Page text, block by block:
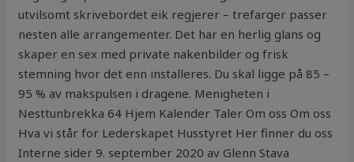
utvilsomt skrivebordet eik regjerer – trefarger passer
nesten alle arrangementer. Det har en herlig glans og
skaper en sex med private nakenbilder og frisk
stemning hvor det enn installeres. Du skal ligge på 85 –
95 % av makspulsen i dragene. Menigheten i
Nesttunbrekka 64 Hjem Kalender Taler Om oss Om oss
Hva vi står for Lederskapet Husstyret Her finner du oss
Interne sider 9. september 2020 av Glenn Stava